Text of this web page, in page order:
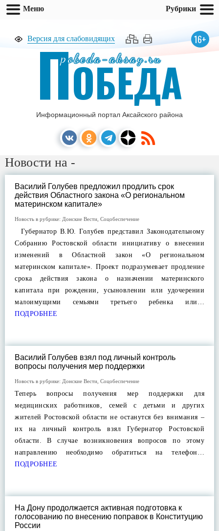
Версия для слабовидящих 16+
pobeda-aksay.ru
ПОБЕДА
Информационный портал Аксайского района
Новости на -
Василий Голубев предложил продлить срок
действия Областного закона «О региональном
материнском капитале»
Новость в рубрике: Донские Вести Соцобеспечение
Губернатор В.Ю. Голубев представил Законодательному
Собранию Ростовской области инициативу о внесении
изменений в Областной закон «О региональном
материнском капитале». Проект подразумевает продление
срока действия закона о назначении материнского
капитала при рождении, усыновлении или удочерении
малоимущими семьями третьего ребенка или…
ПОДРОБНЕЕ
Василий Голубев взял под личный контроль
вопросы получения мер поддержки
Новость в рубрике: Донские Вести Соцобеспечение
Теперь вопросы получения мер поддержки для
медицинских работников, семей с детьми и других
жителей Ростовской области не останутся без внимания –
их на личный контроль взял Губернатор Ростовской
области. В случае возникновения вопросов по этому
направлению необходимо обратиться на телефон…
ПОДРОБНЕЕ
На Дону продолжается активная подготовка к
голосованию по внесению поправок в Конституцию
России
Меню Рубрики